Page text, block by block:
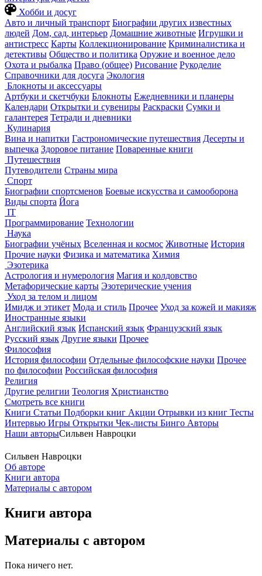
Хобби и досуг
Авто и личный транспорт Биографии других известных
людей Дом, сад, интерьер Домашние животные Игрушки и
антистресс Карты Коллекционирование Криминалистика и
детективы Общество и политика Оружие и военное дело
Охота и рыбалка Право (общее) Рисование Рукоделие
Справочники для досуга Экология
Блокноты и аксессуары
Артбуки и скетчбуки Блокноты Ежедневники и планеры
Календари Открытки и сувениры Раскраски Сумки и
галантерея Тетради и дневники
Кулинария
Вина и напитки Гастрономические путешествия Десерты и
выпечка Здоровое питание Поваренные книги
Путешествия
Путеводители Страны мира
Спорт
Биографии спортсменов Боевые искусства и самооборона
Виды спорта Йога
IT
Программирование Технологии
Наука
Биографии учёных Вселенная и космос Животные История
Прочие науки Физика и математика Химия
Эзотерика
Астрология и нумерология Магия и колдовство
Метафорические карты Эзотерические учения
Уход за телом и лицом
Имидж и этикет Мода и стиль Прочее Уход за кожей и макияж
Иностранные языки
Английский язык Испанский язык Французский язык
Русский язык Другие языки Прочее
Философия
История философии Отдельные философские науки Прочее
по философии Российская философия
Религия
Другие религии Теология Христианство
Смотреть все книги
Книги Статьи Подборки книг Акции Отрывки из книг Тесты
Интервью Игры Открытки Чек-листы Бинго Авторы
Наши авторыСильвен Навроцки
Сильвен Навроцки
Об авторе
Книги автора
Материалы с автором
Книги автора
Материалы с автором
Пока ничего нет.